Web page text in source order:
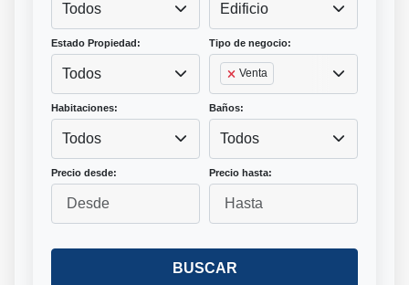
Todos Edificio
Estado Propiedad:
Todos
Tipo de negocio:
Venta
Habitaciones:
Todos
Baños:
Todos
Precio desde: Precio hasta:
BUSCAR